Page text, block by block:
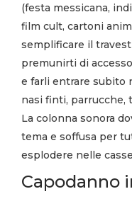
(festa messicana,
film cult, cartoni
semplificare il
premunirti di
e farli entrare subito
nasi finti, parrucche,
La colonna sonora
tema e soffusa per
esplodere nelle
Capodanno